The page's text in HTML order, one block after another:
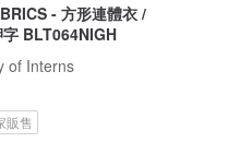
- 方形連體衣 /
BLT064NIGH
of Interns
販售